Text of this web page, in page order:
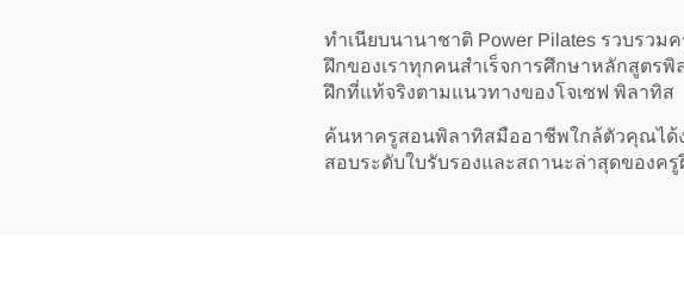
ทำเนียบนานาชาติ Power Pilates รวบรวม
ฝึกของเราทุกคนสำเร็จการศึกษาหลักสูตร
ฝึกที่แท้จริงตามแนวทางของโจเซฟ พิลาทิส
ค้นหาครูสอนพิลาทิสมืออาชีพใกล้ตัวคุณได้
สอบระดับใบรับรองและสถานะล่าสุดของค